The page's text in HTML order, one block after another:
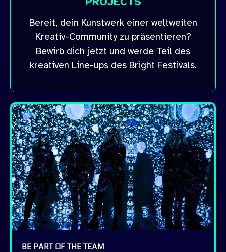
Bereit, dein Kunstwerk einer weltweiten
Kreativ-Community zu präsentieren?
Bewirb dich jetzt und werde Teil des
kreativen Line-ups des Bright Festivals.
APPLY
BE PART OF THE TEAM